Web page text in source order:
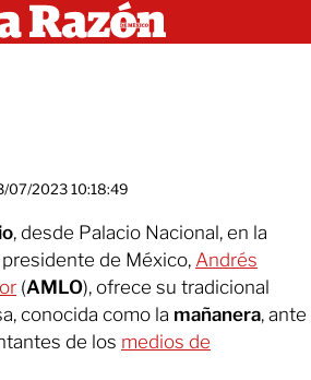
07/2023 10:18:49
, desde Palacio Nacional, en la
de México, Andrés
(AMLO), ofrece su tradicional
conocida como la mañanera, ante
de los medios de